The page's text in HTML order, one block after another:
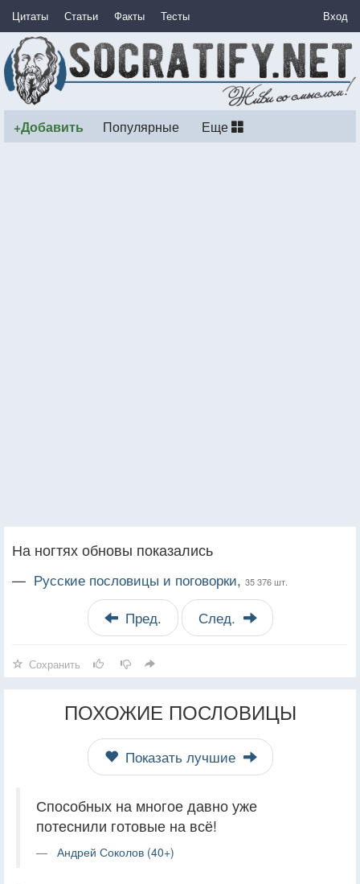
Цитаты Статьи Факты Тесты Вход
+Добавить Популярные Еще
На ногтях обновы показались
— Русские пословицы и поговорки, 35 376 шт.
Пред. След.
Сохранить
ПОХОЖИЕ ПОСЛОВИЦЫ
Показать лучшие
Способных на многое давно уже
потеснили готовые на всё!
Андрей Соколов (40+)